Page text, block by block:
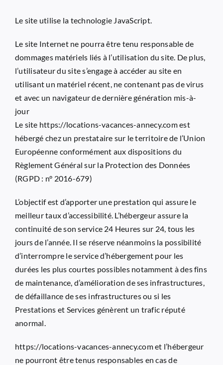
Le site utilise la technologie JavaScript.
Le site Internet ne pourra être tenu responsable de
dommages matériels liés à l’utilisation du site. De plus,
l’utilisateur du site s’engage à accéder au site en
utilisant un matériel récent, ne contenant pas de virus
et avec un navigateur de dernière génération mis-à-
jour
Le site https://locations-vacances-annecy.comest
hébergé chez un prestataire sur le territoire de l’Union
Européenne conformément aux dispositions du
Règlement Général sur la Protection des Données
(RGPD : n° 2016-679)
L’objectif est d’apporter une prestation qui assure le
meilleur taux d’accessibilité. L’hébergeur assure la
continuité de son service 24 Heures sur 24, tous les
jours de l’année. Il se réserve néanmoins la possibilité
d’interrompre le service d’hébergement pour les
durées les plus courtes possibles notamment à des fins
de maintenance, d’amélioration de ses infrastructures,
de défaillance de ses infrastructures ou si les
Prestations et Services génèrent un trafic réputé
anormal.
https://locations-vacances-annecy.comet l’hébergeur
ne pourront être tenus responsables en cas de